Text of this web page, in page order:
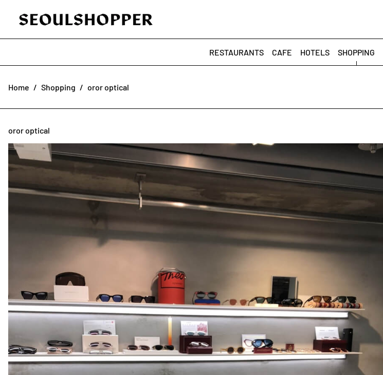
RESTAURANTS CAFE HOTELS SHOPPING
Home / Shopping / oror optical
oror optical